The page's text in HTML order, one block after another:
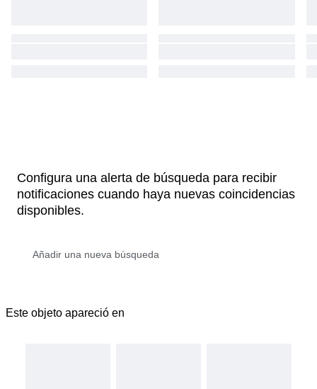
Configura una alerta de búsqueda para recibir
notificaciones cuando haya nuevas coincidencias
disponibles.
Este objeto apareció en